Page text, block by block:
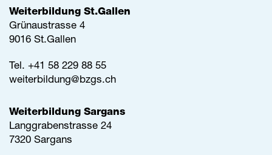
Weiterbildung St.Gallen
Grünaustrasse 4
9016 St.Gallen
Tel. +41 58 229 88 55
weiterbildung@bzgs.ch
Weiterbildung Sargans
Langgrabenstrasse 24
7320 Sargans